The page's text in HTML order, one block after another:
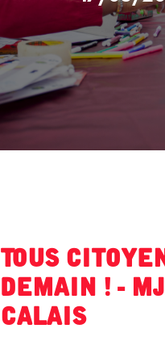
Tous
demain ! -
Calais